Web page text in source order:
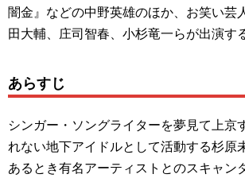
闇金』などの中野英雄のほか、お笑い芸
田大輔、庄司智春、小杉竜一らが出演する
あらすじ
シンガー・ソングライターを夢見て上京
れない地下アイドルとして活動する杉原
あるとき有名アーティストとのスキャン